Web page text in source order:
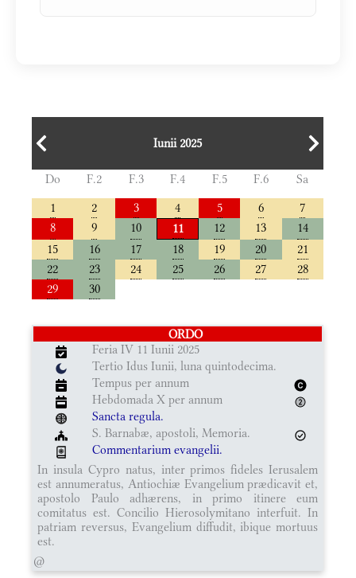
Iunii 2025
Do F.2 F.3 F.4 F.5 F.6
Sa
1
2 3 4 5 6
7
8
9 10 11 12 13
14
15
16 17 18 19 20
21
22
23 24 25 26 27
28
29
30
ORDO
Feria IV 11 Iunii 2025
Tertio Idus Iunii, luna quintodecima.
Tempus per annum
Hebdomada X per annum
Sancta regula.
S. Barnabæ, apostoli, Memoria.
Commentarium evangelii.
In insula Cypro natus, inter primos fideles Ierusalem
est annumeratus, Antiochiæ Evangelium prædicavit et,
apostolo Paulo adhærens, in primo itinere eum
comitatus est. Concilio Hierosolymitano interfuit. In
patriam reversus, Evangelium diffudit, ibique mortuus
est.
@